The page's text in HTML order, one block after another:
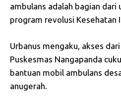
ambulans adalah bagian dari
program revolusi Kesehatan
Urbanus mengaku, akses
Puskesmas Nangapanda
bantuan mobil ambulans
anugerah.